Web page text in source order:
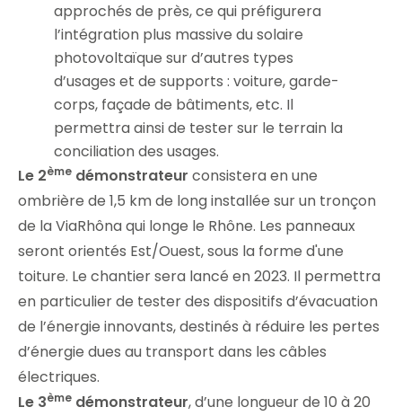
approchés de près, ce qui préfigurera
l’intégration plus massive du solaire
photovoltaïque sur d’autres types
d’usages et de supports : voiture, garde-
corps, façade de bâtiments, etc. Il
permettra ainsi de tester sur le terrain la
conciliation des usages.
Le 2ème démonstrateur consistera en une
ombrière de 1,5 km de long installée sur un tronçon
de la ViaRhôna qui longe le Rhône. Les panneaux
seront orientés Est/Ouest, sous la forme d'une
toiture. Le chantier sera lancé en 2023. Il permettra
en particulier de tester des dispositifs d’évacuation
de l’énergie innovants, destinés à réduire les pertes
d’énergie dues au transport dans les câbles
électriques.
Le 3ème démonstrateur, d’une longueur de 10 à 20